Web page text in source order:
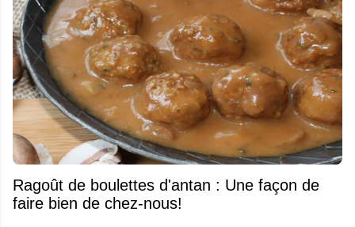
Ragoût de boulettes d'antan : Une façon de
faire bien de chez-nous!